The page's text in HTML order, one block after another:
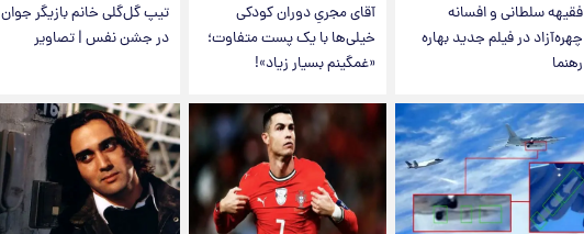
فقیهه سلطانی و افسانه
چهره‌آزاد در فیلم جدید بهاره
رهنما
آقای مجریِ دوران کودکی
خیلی‌ها با یک پست متفاوت؛
«غمگینم بسیار زیاد»!
تیپ گل‌گلی خانم بازیگر جوان
در جشن نفس | تصاویر